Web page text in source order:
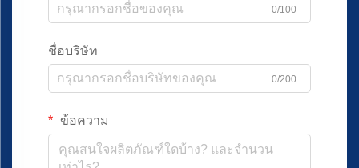
0/100
ชื่อบริษัท
0/200
ข้อความ